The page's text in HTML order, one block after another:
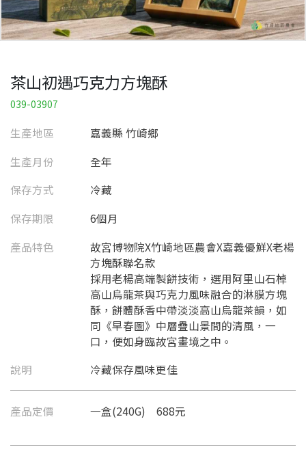
茶山初遇巧克力方塊酥
039-03907
生產地區
嘉義縣 竹崎鄉
生產月份
全年
保存方式
冷藏
保存期限
6個月
產品特色
故宮博物院X竹崎地區農會X嘉義優鮮X老楊
方塊酥聯名款
採用老楊高端製餅技術，選用阿里山石棹
高山烏龍茶與巧克力風味融合的淋膜方塊
酥，餅體酥香中帶淡淡高山烏龍茶韻，如
同《早春圖》中層疊山景間的清風，一
口，便如身臨故宮畫境之中。
說明
冷藏保存風味更佳
產品定價 一盒(240G) 688元